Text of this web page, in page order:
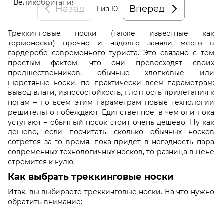
Назад 1 из 10 Вперед
Треккинговые носки (также известные как
термоноски) прочно и надолго заняли место в
гардеробе современного туриста. Это связано с тем
простым фактом, что они превосходят своих
предшественников, обычные хлопковые или
шерстяные носки, по практически всем параметрам:
вывод влаги, износостойкость, плотность прилегания к
ногам – по всем этим параметрам новые технологии
решительно побеждают. Единственное, в чем они пока
уступают – обычный носок стоит очень дешево. Ну как
дешево, если посчитать, сколько обычных носков
сотрется за то время, пока придет в негодность пара
современных технологичных носков, то разница в цене
стремится к нулю.
Как выбрать треккинговые носки
Итак, вы выбираете треккинговые носки. На что нужно
обратить внимание: